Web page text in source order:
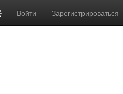
Войти Зарегистрироваться